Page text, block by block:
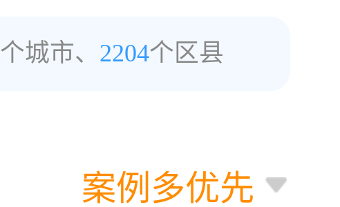
个城市、 2204个区县
案例多优先